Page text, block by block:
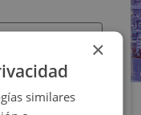
×
similares